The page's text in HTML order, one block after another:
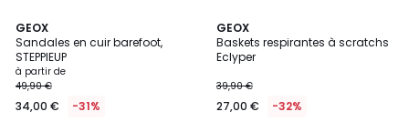
GEOX
Sandales en cuir barefoot,
STEPPIEUP
à partir de
49,90 €
34,00 € -31%
3
Couleurs
GEOX
Baskets respirantes à scratchs
Eclyper
39,90 €
27,00 € -32%
5
/
5